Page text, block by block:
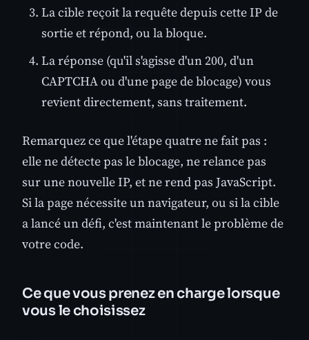
La cible reçoit la requête depuis cette IP de
sortie et répond, ou la bloque.
La réponse (qu'il s'agisse d'un 200, d'un
CAPTCHA ou d'une page de blocage) vous
revient directement, sans traitement.
Remarquez ce que l'étape quatre ne fait pas :
elle ne détecte pas le blocage, ne relance pas
sur une nouvelle IP, et ne rend pas JavaScript.
Si la page nécessite un navigateur, ou si la cible
a lancé un défi, c'est maintenant le problème de
votre code.
Ce que vous prenez en charge lorsque
vous le choisissez